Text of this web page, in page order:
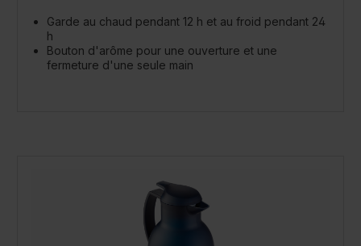
Garde au chaud pendant 12 h et au froid pendant 24
h
Bouton d'arôme pour une ouverture et une
fermeture d'une seule main